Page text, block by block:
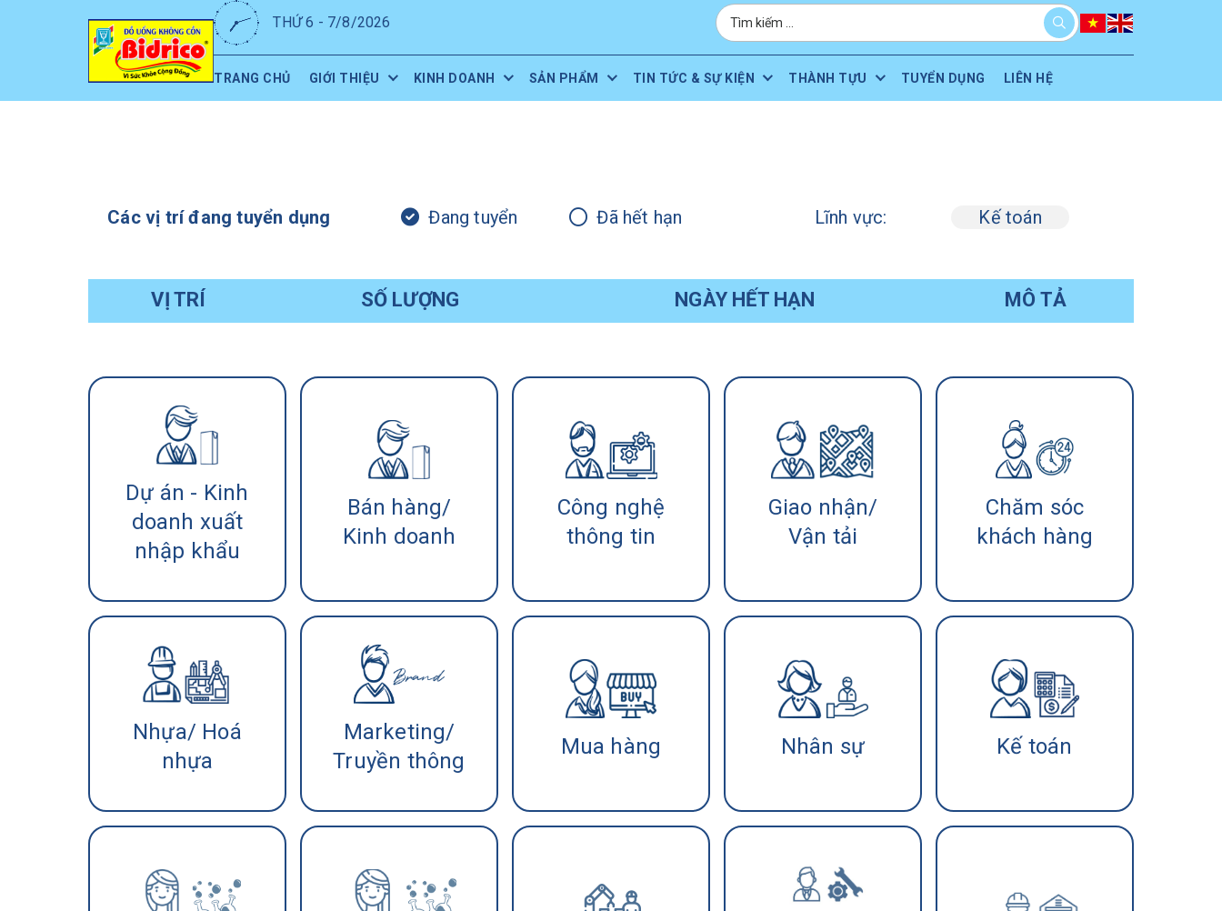
TRANG CHỦ GIỚI THIỆU KINH DOANH SẢN PHẨM TIN TỨC & SỰ KIỆN THÀNH TỰU TUYỂN DỤNG LIÊN HỆ
THỨ 6 - 7/8/2026
Các vị trí đang tuyển dụng Đang tuyển Đã hết hạn Lĩnh vực: Kế toán
VỊ TRÍ SỐ LƯỢNG NGÀY HẾT HẠN MÔ TẢ
Dự án - Kinh
doanh xuất
nhập khẩu
Bán hàng/
Kinh doanh
Công nghệ
thông tin
Giao nhận/
Vận tải
Chăm sóc
khách hàng
Nhựa/ Hoá
nhựa
Marketing/
Truyền thông
Mua hàng Nhân sự Kế toán